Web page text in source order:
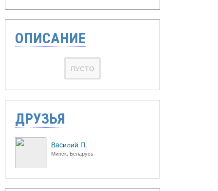
ОПИСАНИЕ
ПУСТО
ДРУЗЬЯ
Вacилий П.
Минск, Беларусь